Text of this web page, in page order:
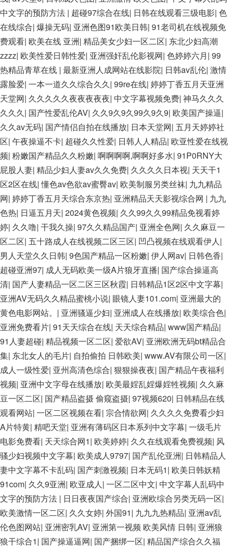
中文字的预防方法 | 超碰97综合在线| 日韩在线观看三级电影| 色
在线综合| 爆操无码| 亚洲色图91欧美日韩| 91老司机在线视频免
费观看| 欧美在线 亚洲| 精品美女少妇一区二区| 东北少妇高潮
zzzz| 欧美性爱日韩性爱| 亚洲强奸乱伦影视网| 色婷婷六月| 99
热精品青草在线 | 最新亚洲人成网站在线影院| 日韩av乱伦| 激情
露脸爱| 一本一道久久综合久久| 99re在线| 婷婷丁香五月天亚洲
天堂网| 久久久久久夜夜夜夜夜| 中文字幕视频免费| 神马久久久
久久久| 国产性爱乱伦AV| 久久9久9久99久9久9| 欧美国产操逼|
久久av无码| 国产情侣自拍在线播放| 日本天堂网| 五月天婷婷社
区| 午夜操逼不卡| 超碰久久性爱| 日韩人人精品| 欧亚性爱在线视
频| 粉嫩国产精品久久粉嫩| 啊啊啊啊,啊啊好多水| 91P0RNY大
屁股人妻| 精品少妇人妻av久久免费| 久久久久日本视| 天天干1
区2区在线|懂色av色欲av蜜臀av| 欧美制服另类丝袜| 九九精品
网| 婷婷丁香五月天综合东京热| 亚洲精品天天影视综合网 | 九九
色热| 日逼五月天| 2024黄色视频| 久久99久久99精品免视看婷
婷| 久久噜| 干我久操| 97久久精品国产| 亚洲全色网| 久久麻豆一
区二区| 五十路成人在线视频二区三区| 凹凸视频在线观看伊人|
男人天堂久久日韩| 9色国产精品一区粉嫩| 伊人网av| 日韩色香|
超碰亚洲97| 成人无码欧美一级A片狼牙直播| 国产综合操逼高
清| 国产人妻精品一区二区三区秋霞| 日韩精品1区2区中文字幕|
亚洲AV无码久久精品蜜桃小说| 眼镜人妻101.com| 亚洲最大的
黄色电影网站。 | 亚洲骚逼少妇| 亚洲成人在线播放| 欧美综合色|
亚洲免费看片| 91天天综合在线| 天天综合精品| www国产精品|
91人妻超碰| 精品视频一区二区| 爱欲AV| 亚洲欧洲无码bt精品合
集| 东北女人的毛片| 自拍偷拍 日韩欧美| www.AV有限公司一区|
成人一级性爱| 亚州高清色综合| 狠狠操夜夜| 国产精品午夜福利
视频| 亚洲中文字母在线播放| 欧美最婬乱婬爆婬牲视频| 久久麻
豆一区二区| 国产精品盗摄 偷窥盗摄| 97视频620| 日韩精品在线
观看网站| 一区二区视频在看| 宗合情欲网| 久久久久免费看少妇
A片特黄| 精吧天堂| 亚洲有薄码区日本系列中文字幕| 一级毛片
电影免费看| 天天综合网1| 欧美婷婷| 久久在线观看免费视频| 风
骚少妇视频中文字幕| 欧美成人9797| 国产乱伦亚洲| 日韩精品人
妻中文字幕不卡乱码| 国产刺激视频| 日本无码1| 欧美日韩妖精
91com| 久久9亚洲| 欧亚成人| 一区二区中文| 中文字幕人乱码中
文字的预防方法 | 日日夜夜国产综合| 亚洲欧综合另类无码一区|
欧美激情一区二区| 久久女婷| 外国91| 九九九热精品| 亚洲av乱
伦色图网站| 亚洲密乳AV| 亚洲第一视频 欧美风情 日韩| 亚洲狼
狼干综合1| 国产操逼逼网| 国产捆绑一区| 精品国产综合久久福